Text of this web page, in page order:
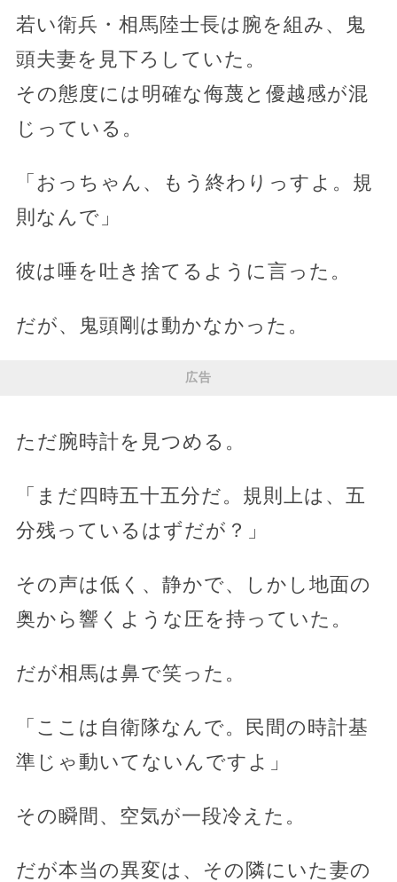
若い衛兵・相馬陸士長は腕を組み、鬼
頭夫妻を見下ろしていた。
その態度には明確な侮蔑と優越感が混
じっている。
「おっちゃん、もう終わりっすよ。規
則なんで」
彼は唾を吐き捨てるように言った。
だが、鬼頭剛は動かなかった。
広告
ただ腕時計を見つめる。
「まだ四時五十五分だ。規則上は、五
分残っているはずだが？」
その声は低く、静かで、しかし地面の
奥から響くような圧を持っていた。
だが相馬は鼻で笑った。
「ここは自衛隊なんで。民間の時計基
準じゃ動いてないんですよ」
その瞬間、空気が一段冷えた。
だが本当の異変は、その隣にいた妻の